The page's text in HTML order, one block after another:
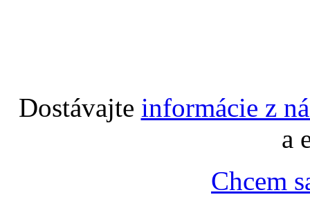
Dostávajte informácie z
a
Chcem